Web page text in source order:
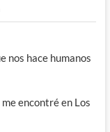
nos hace humanos
encontré en Los